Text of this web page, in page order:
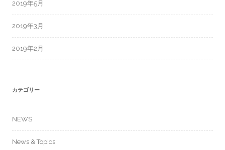
2019年5月
2019年3月
2019年2月
カテゴリー
NEWS
News & Topics